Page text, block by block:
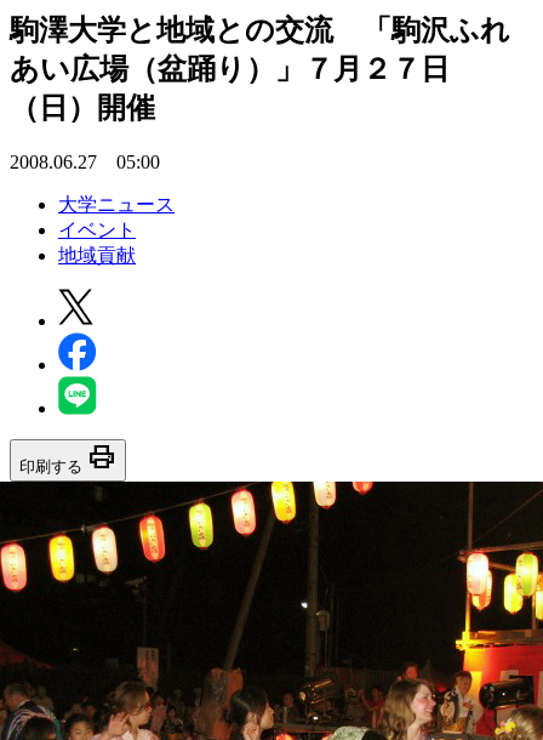
駒澤大学と地域との交流 「駒沢ふれ
あい広場（盆踊り）」７月２７日
（日）開催
2008.06.27 05:00
大学ニュース
イベント
地域貢献
印刷する print